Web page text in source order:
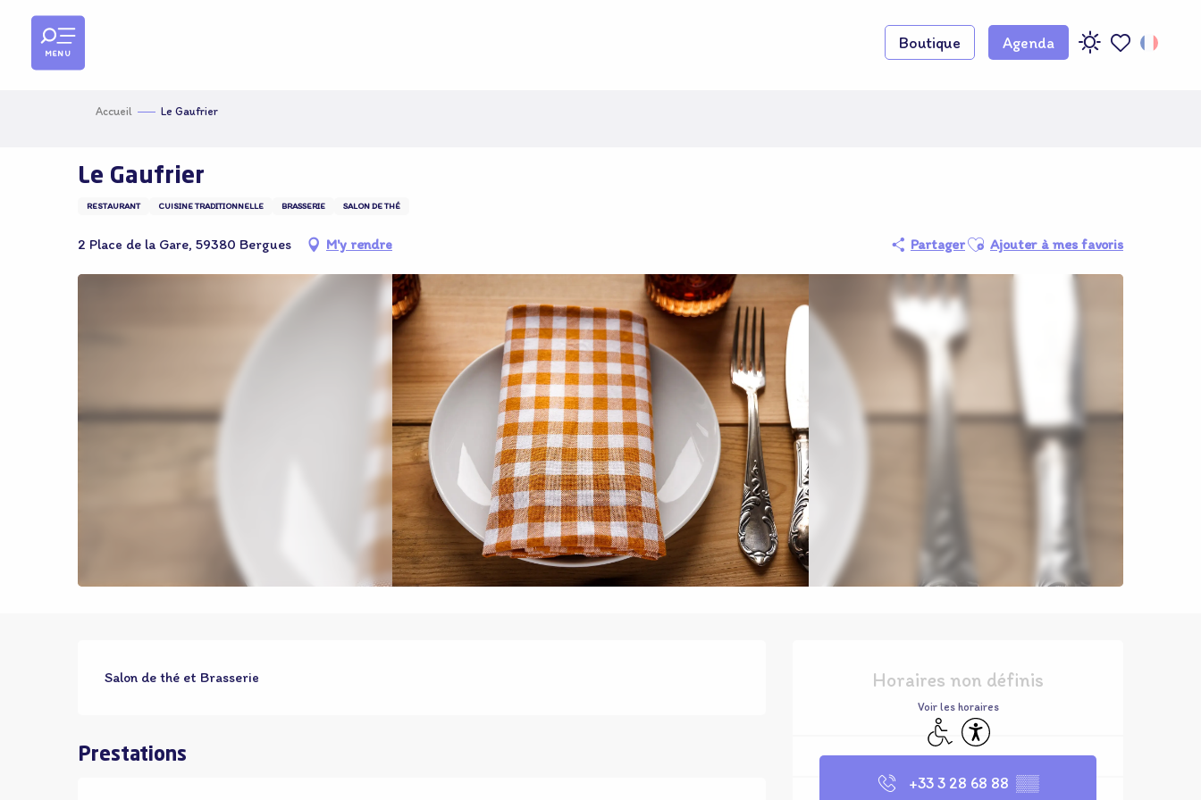
contenu
principal
Boutique Agenda
MENU
Accueil Le Gaufrier
Le Gaufrier
RESTAURANT CUISINE TRADITIONNELLE BRASSERIE SALON DE THÉ
2 Place de la Gare, 59380 Bergues M'y rendre PartagerAjouter aux favoris
Ajouter à mes favoris
Horaires non définis
Voir les horaires
Accès handicapés
Accessibilité
+33 3 28 68 88 ▒▒
Salon de thé et Brasserie
Prestations